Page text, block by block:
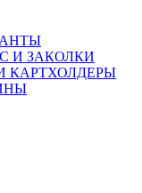
И ЗАКОЛКИ
КАРТХОЛДЕРЫ